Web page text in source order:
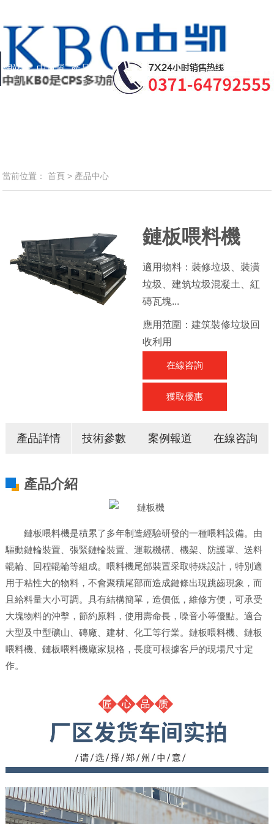
網站主 中意風 產品中
當前位置：首頁 > 產品中心
鏈板喂料機
適用物料：裝修垃圾、裝潢
垃圾、建筑垃圾混凝土、紅
磚瓦塊...
應用范圍：建筑裝修垃圾回
收利用
在線咨詢
獲取優惠
產品詳情 技術參數 案例 報道 在線咨詢
產品介紹
鏈板喂料機是積累了多年制造經驗研發的一種喂料設備。由
驅動鏈輪裝置、張緊鏈輪裝置、運載機構、機架、防護罩、送料
輥輪、回程輥輪等組成。喂料機尾部裝置采取特殊設計，特別適
用于粘性大的物料，不會聚積尾部而造成鏈條出現跳齒現象，而
且給料量大小可調。具有結構簡單，造價低，維修方便，可承受
大塊物料的沖擊，節約原料，使用壽命長，噪音小等優點。適合
大型及中型礦山、磚廠、建材、化工等行業。鏈板喂料機、鏈板
喂料機、鏈板喂料機廠家規格，長度可根據客戶的現場尺寸定
作。